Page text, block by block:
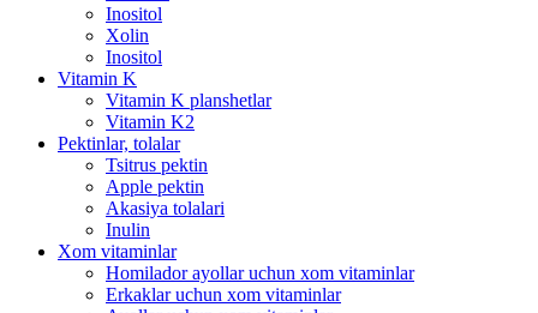
Inositol
Xolin
Inositol
Vitamin K
Vitamin K planshetlar
Vitamin K2
Pektinlar, tolalar
Tsitrus pektin
Apple pektin
Akasiya tolalari
Inulin
Xom vitaminlar
Homilador ayollar uchun xom vitaminlar
Erkaklar uchun xom vitaminlar